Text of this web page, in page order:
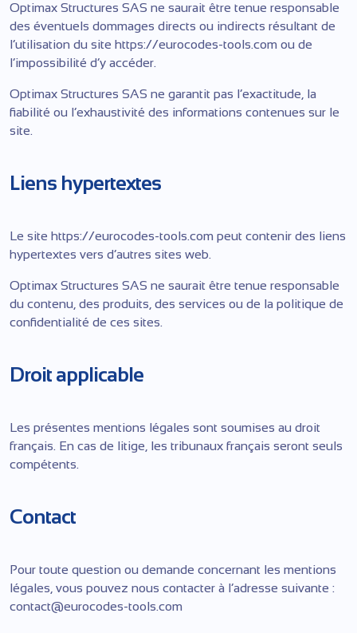
Optimax Structures SAS ne saurait être tenue responsable
des éventuels dommages directs ou indirects résultant de
l’utilisation du site https://eurocodes-tools.com ou de
l’impossibilité d’y accéder.
Optimax Structures SAS ne garantit pas l’exactitude, la
fiabilité ou l’exhaustivité des informations contenues sur le
site.
Liens hypertextes
Le site https://eurocodes-tools.com peut contenir des liens
hypertextes vers d’autres sites web.
Optimax Structures SAS ne saurait être tenue responsable
du contenu, des produits, des services ou de la politique de
confidentialité de ces sites.
Droit applicable
Les présentes mentions légales sont soumises au droit
français. En cas de litige, les tribunaux français seront seuls
compétents.
Contact
Pour toute question ou demande concernant les mentions
légales, vous pouvez nous contacter à l’adresse suivante :
contact@eurocodes-tools.com